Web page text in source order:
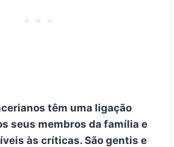
têm uma ligação
seus membros da família e
às críticas. São gentis e